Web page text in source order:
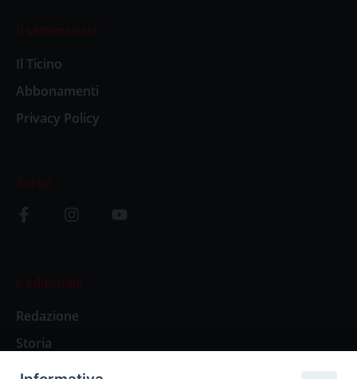
Il settimanale
Il Ticino
Abbonamenti
Privacy Policy
Social
L’editoriale
Redazione
Storia